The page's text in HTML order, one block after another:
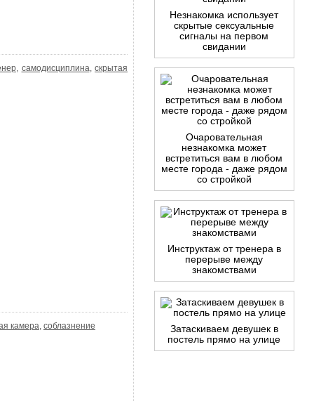
, самодисциплина,скрытая
камера соблазнение
Незнакомка использует
скрытые сексуальные
сигналы на первом
свидании
Очаровательная
незнакомка может
встретиться вам в любом
месте города - даже рядом
со стройкой
Инструктаж от тренера в
перерыве между
знакомствами
Затаскиваем девушек в
постель прямо на улице